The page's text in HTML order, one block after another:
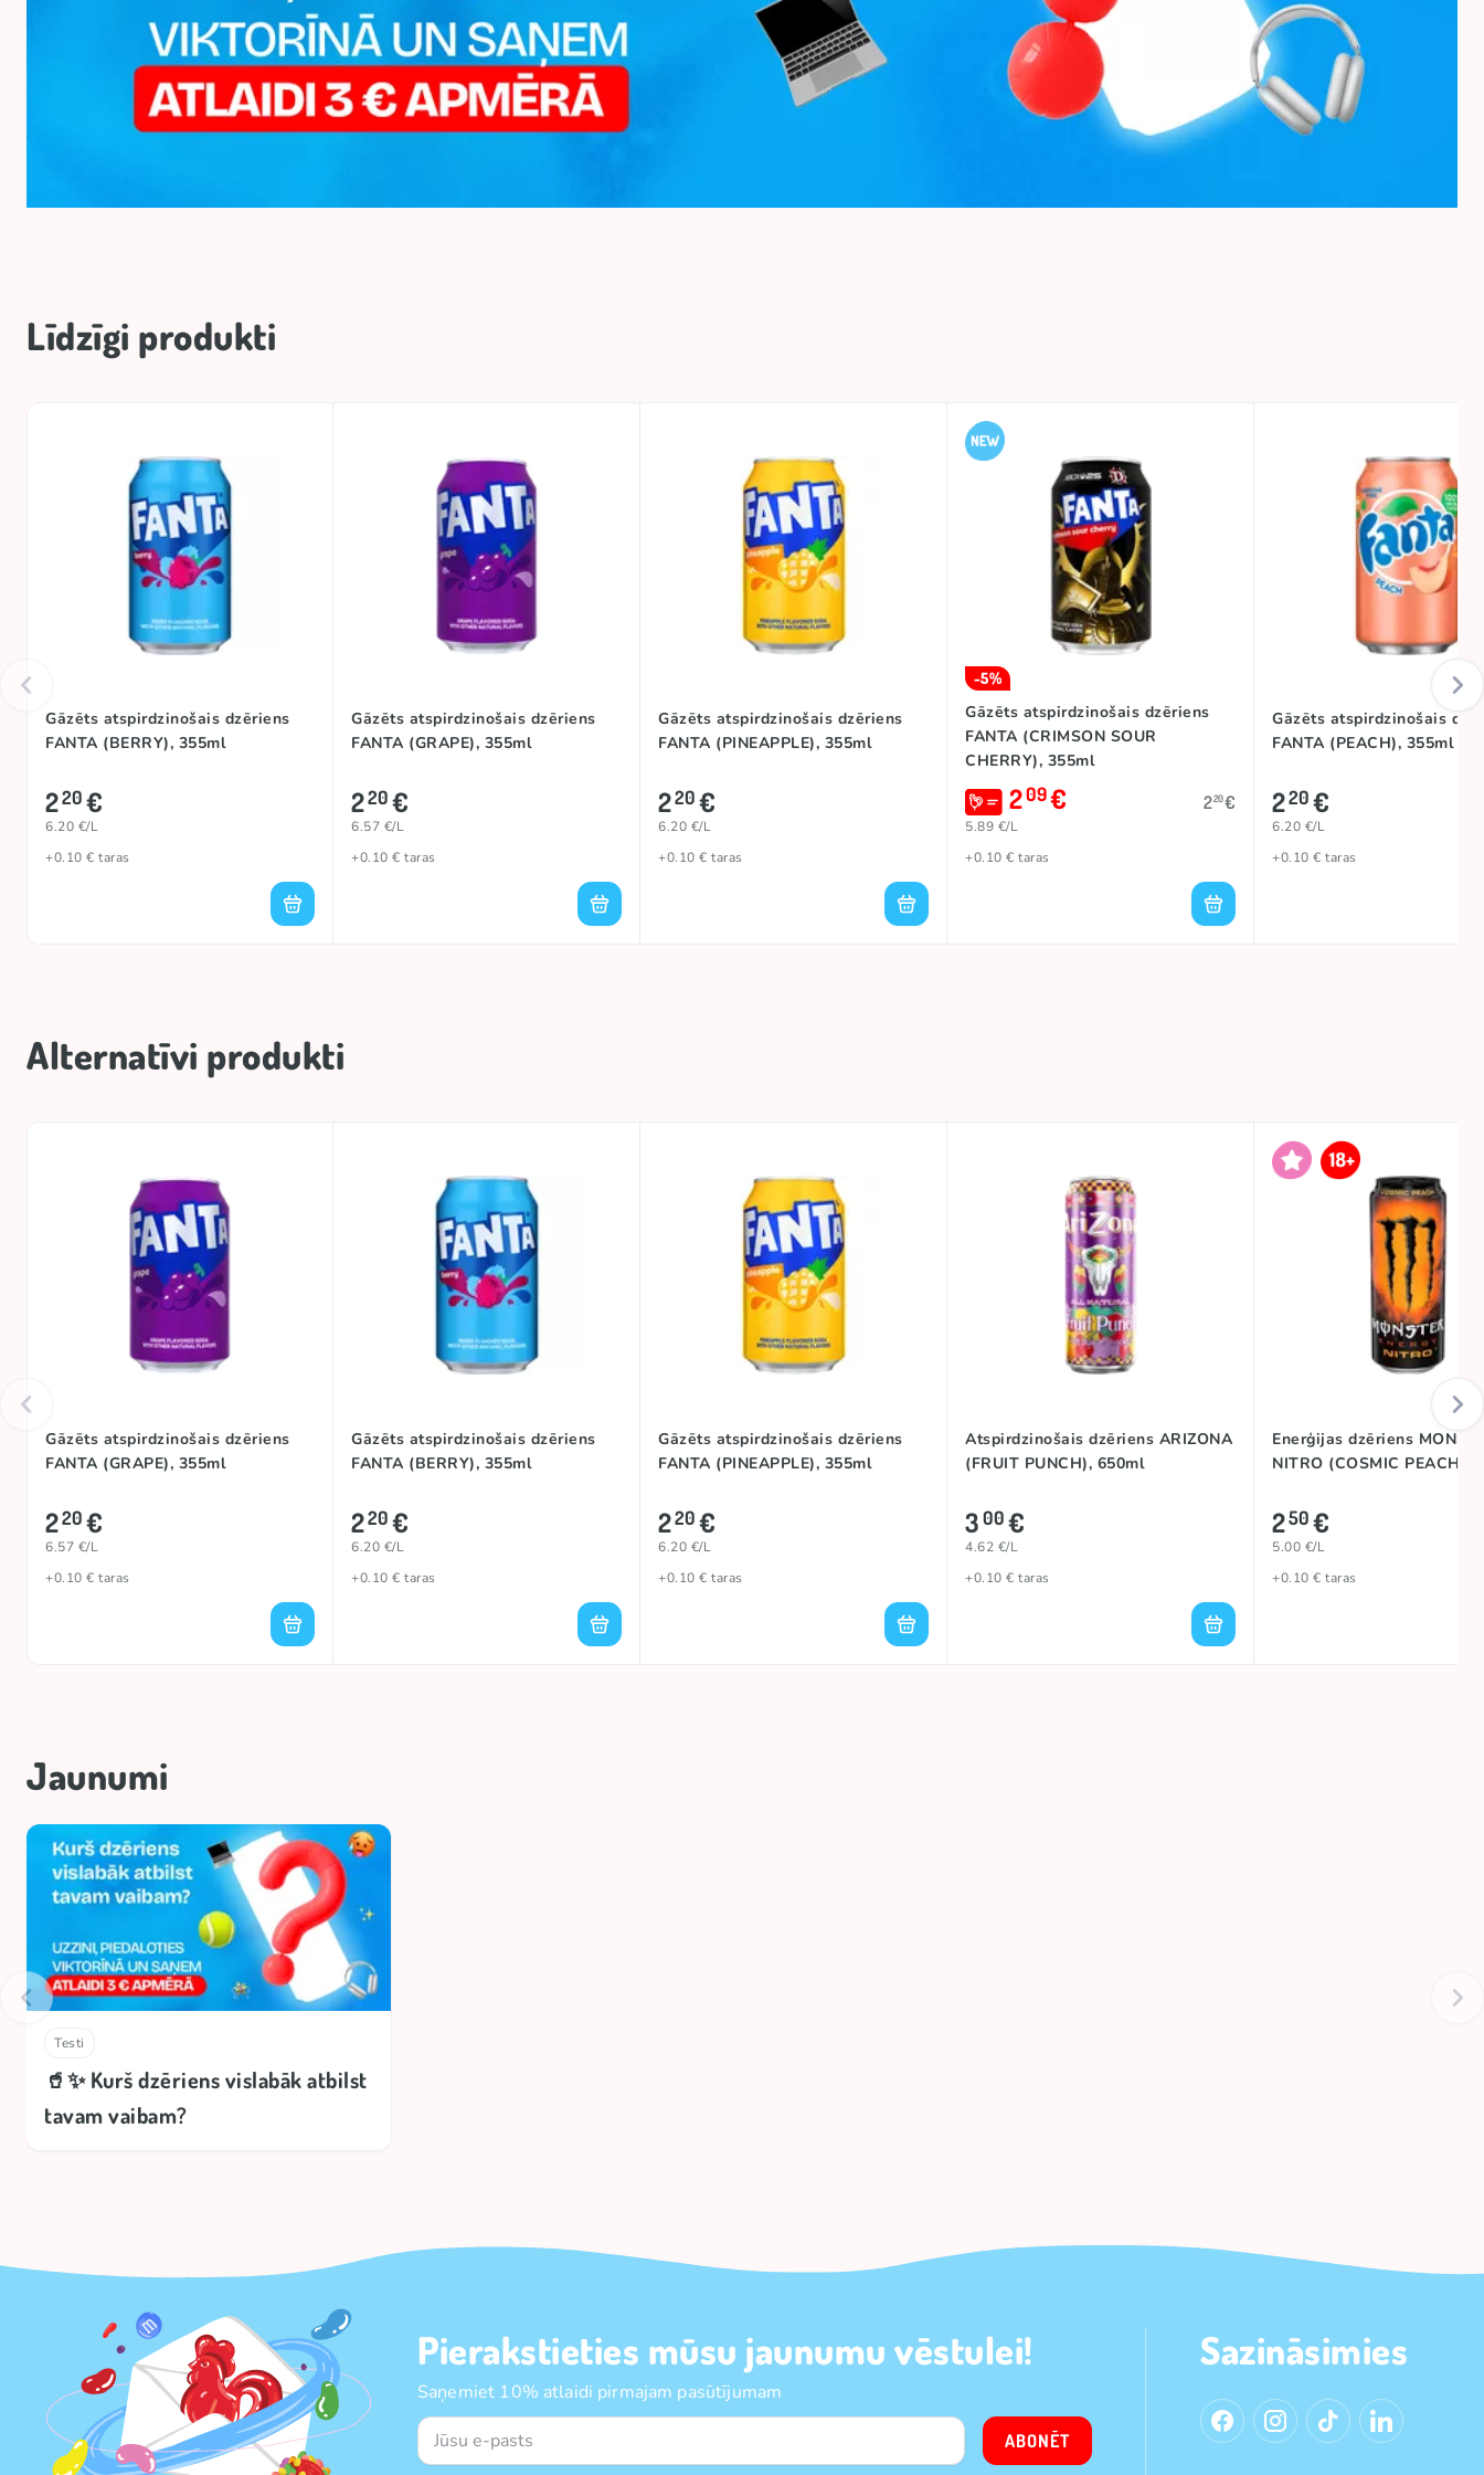
Līdzīgi produkti
Gāzēts atspirdzinošais dzēriens
FANTA (BERRY), 355ml
220€
6.20 €/L
+0.10 € taras
Gāzēts atspirdzinošais dzēriens
FANTA (GRAPE), 355ml
220€
6.57 €/L
+0.10 € taras
Gāzēts atspirdzinošais dzēriens
FANTA (PINEAPPLE), 355ml
220€
6.20 €/L
+0.10 € taras
-5%
Gāzēts atspirdzinošais dzēriens
FANTA (CRIMSON SOUR
CHERRY), 355ml
209€ 220€
5.89 €/L
+0.10 € taras
Gāzēts atspirdzinošais
FANTA (PEACH), 355ml
220€
6.20 €/L
+0.10 € taras
Alternatīvi produkti
Gāzēts atspirdzinošais dzēriens
FANTA (GRAPE), 355ml
220€
6.57 €/L
+0.10 € taras
Gāzēts atspirdzinošais dzēriens
FANTA (BERRY), 355ml
220€
6.20 €/L
+0.10 € taras
Gāzēts atspirdzinošais dzēriens
FANTA (PINEAPPLE), 355ml
220€
6.20 €/L
+0.10 € taras
Atspirdzinošais dzēriens ARIZONA
(FRUIT PUNCH), 650ml
300€
4.62 €/L
+0.10 € taras
Enerģijas dzēriens
NITRO (COSMIC PEACH),
250€
5.00 €/L
+0.10 € taras
Jaunumi
Testi
🥤✨ Kurš dzēriens vislabāk atbilst
tavam vaibam?
Pierakstieties mūsu jaunumu vēstulei!
Saņemiet 10% atlaidi pirmajam pasūtījumam
ABONĒT
Sazināsimies